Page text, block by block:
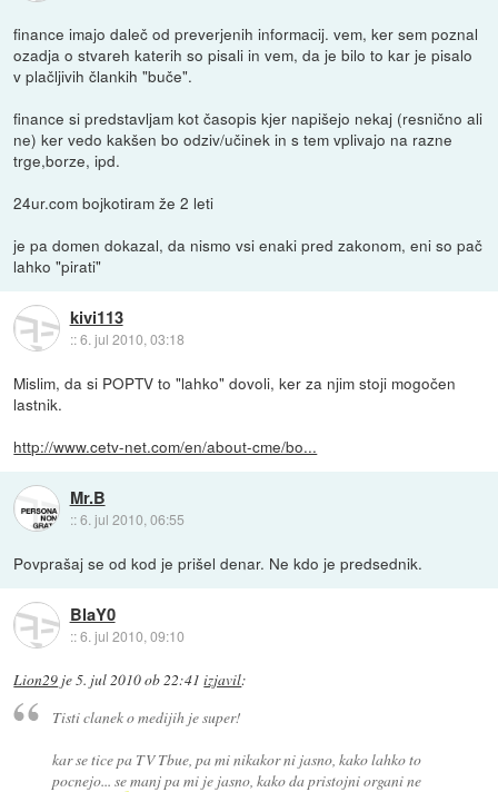
finance imajo daleč od preverjenih informacij. vem, ker sem poznal
ozadja o stvareh katerih so pisali in vem, da je bilo to kar je pisalo
v plačljivih člankih "buče".
finance si predstavljam kot časopis kjer napišejo nekaj (resnično ali
ne) ker vedo kakšen bo odziv/učinek in s tem vplivajo na razne
trge,borze, ipd.
24ur.com bojkotiram že 2 leti
je pa domen dokazal, da nismo vsi enaki pred zakonom, eni so pač
lahko "pirati"
kivi113
::6. jul 2010, 03:18
Mislim, da si POPTV to "lahko" dovoli, ker za njim stoji mogočen
lastnik.
http://www.cetv-net.com/en/about-cme/bo...
Mr.B
::6. jul 2010, 06:55
Povprašaj se od kod je prišel denar. Ne kdo je predsednik.
BlaY0
::6. jul 2010, 09:10
Lion29 je5. jul 2010 ob 22:41 izjavil:
Tisti clanek o medijih je super!
kar se tice pa TV Tbue, pa mi nikakor ni jasno, kako lahko to
pocnejo... se manj pa mi je jasno, kako da pristojni organi ne